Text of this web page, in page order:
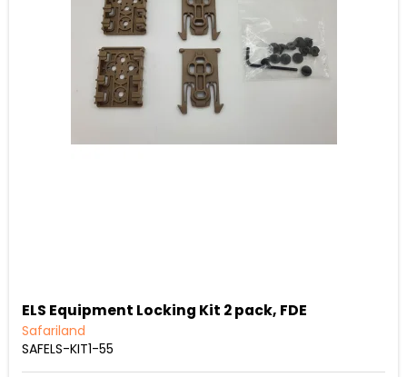
ELS Equipment Locking Kit 2 pack, FDE
Safariland
SAFELS-KIT1-55